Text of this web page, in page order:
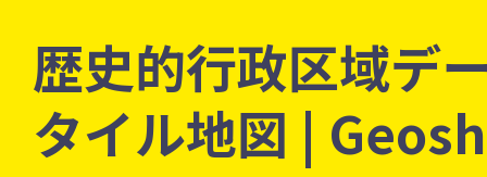
歴史的行政区域デ
タイル地図 |